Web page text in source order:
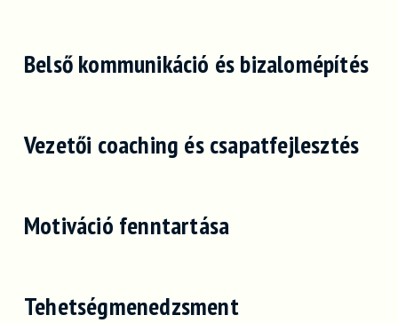
Belső kommunikáció és bizalomépítés
Vezetői coaching és csapatfejlesztés
Motiváció fenntartása
Tehetségmenedzsment